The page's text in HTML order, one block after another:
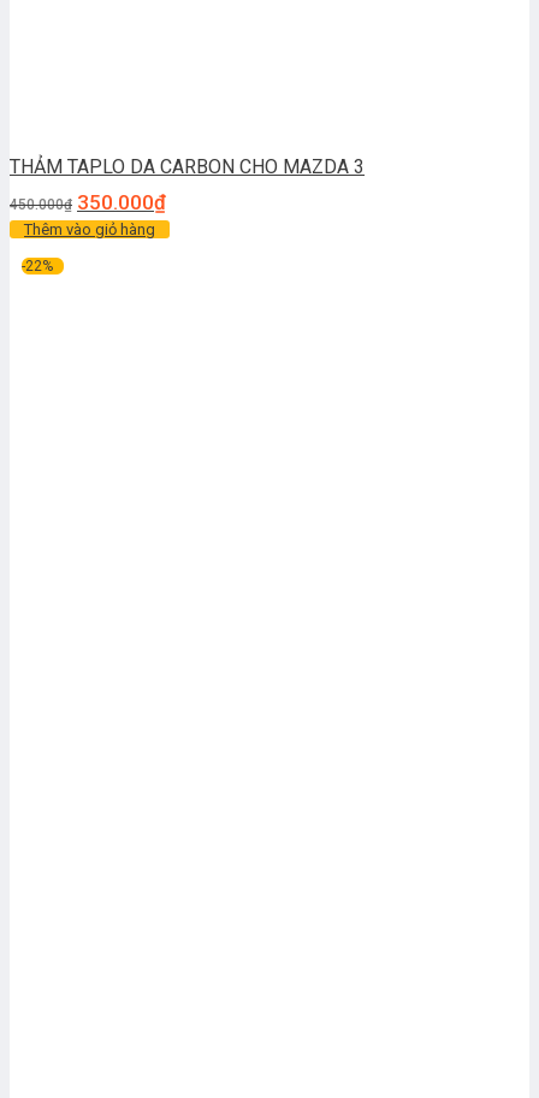
THẢM TAPLO DA CARBON CHO MAZDA 3
450.000₫ 350.000₫
Thêm vào giỏ hàng
-22%